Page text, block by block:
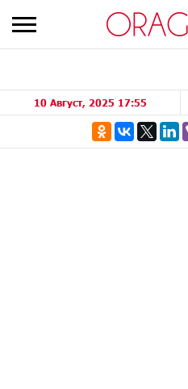
10 Август, 2025 17:55